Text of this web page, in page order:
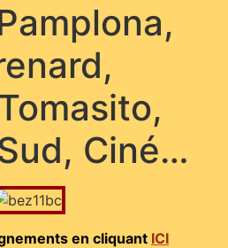
Ciné…
en cliquant ICI